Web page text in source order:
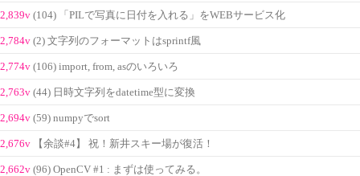
2,839v (104) 「PILで写真に日付を入れる」をWEBサービス化
2,784v (2) 文字列のフォーマットはsprintf風
2,774v (106) import, from, asのいろいろ
2,763v (44) 日時文字列をdatetime型に変換
2,694v (59) numpyでsort
2,676v 【余談#4】 祝！新井スキー場が復活！
2,662v (96) OpenCV #1 : まずは使ってみる。